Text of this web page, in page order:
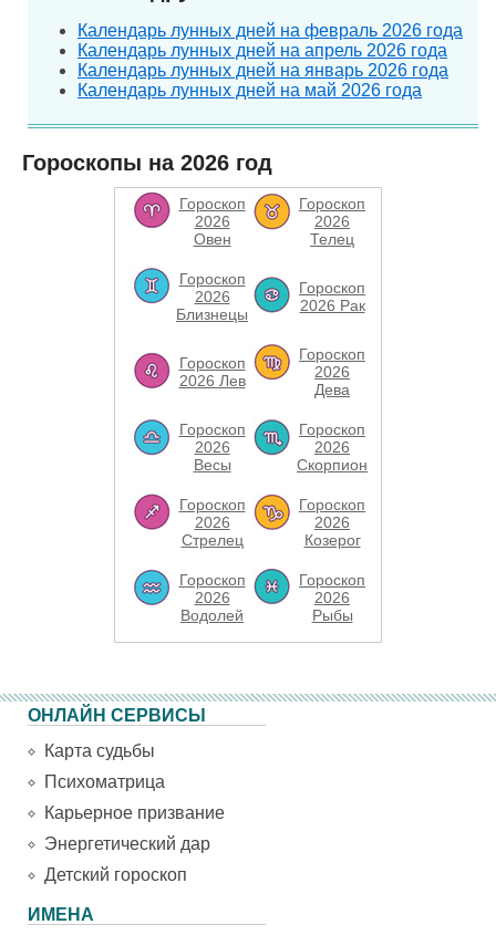
Календарь лунных дней на февраль 2026 года
Календарь лунных дней на апрель 2026 года
Календарь лунных дней на январь 2026 года
Календарь лунных дней на май 2026 года
Гороскопы на 2026 год
Гороскоп
2026
Овен
Гороскоп
2026
Телец
Гороскоп
2026
Близнецы
Гороскоп
2026 Рак
Гороскоп
2026 Лев
Гороскоп
2026
Дева
Гороскоп
2026
Весы
Гороскоп
2026
Скорпион
Гороскоп
2026
Стрелец
Гороскоп
2026
Козерог
Гороскоп
2026
Водолей
Гороскоп
2026
Рыбы
ОНЛАЙН СЕРВИСЫ
Карта судьбы
Психоматрица
Карьерное призвание
Энергетический дар
Детский гороскоп
ИМЕНА